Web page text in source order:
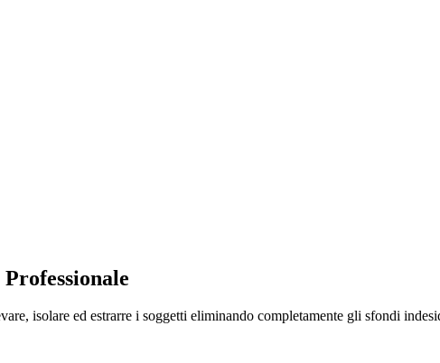
isolare ed estrarre i soggetti eliminando completamente gli sfondi